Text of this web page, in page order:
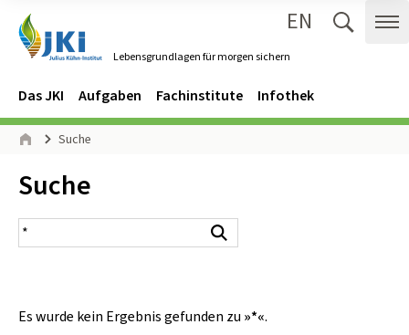
Lebensgrundlagen für morgen sichern
EN
Navigation
Hauptmenü
Das JKI Aufgaben Fachinstitute Infothek
Seitenpfad
Suche
Inhalt:
Suche
Suchergebnis
Es wurde kein Ergebnis gefunden zu »*«.